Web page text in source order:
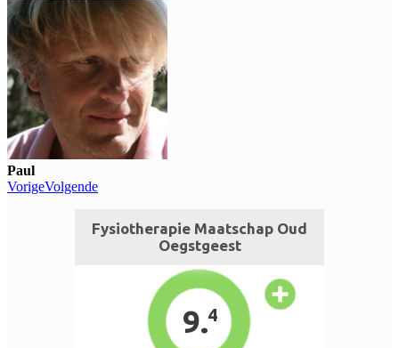
Paul
VorigeVolgende